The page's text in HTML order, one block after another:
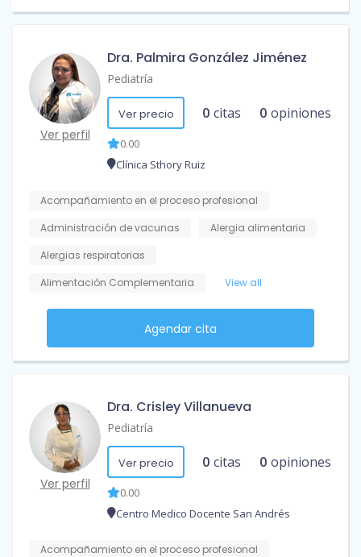
Ver perfil
Dra. Palmira González Jiménez
Pediatría
Ver precio 0 citas 0 opiniones
0.00
Clínica Sthory Ruiz
Acompañamiento en el proceso profesional
Administración de vacunas
Alergia alimentaria
Alergias respiratorias
Alimentación Complementaria
View all
Agendar cita
Ver perfil
Dra. Crisley Villanueva
Pediatría
Ver precio 0 citas 0 opiniones
0.00
Centro Medico Docente San Andrés
Acompañamiento en el proceso profesional